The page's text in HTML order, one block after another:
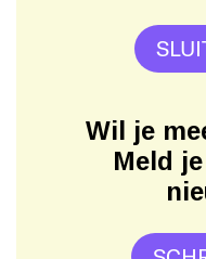
Wil je
Meld